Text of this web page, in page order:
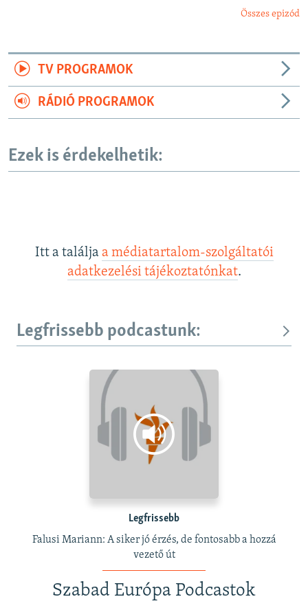
Összes epizód
TV PROGRAMOK
RÁDIÓ PROGRAMOK
Ezek is érdekelhetik:
Itt a találja a médiatartalom-szolgáltatói
adatkezelési tájékoztatónkat.
Legfrissebb podcastunk:
Legfrissebb
Falusi Mariann: A siker jó érzés, de fontosabb a hozzá
vezető út
Szabad Európa Podcastok